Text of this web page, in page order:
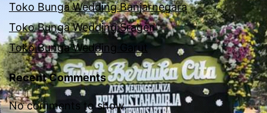
Toko Bunga Wedding Banjarnegara
Toko Bunga Wedding Sragen
Toko Bunga Wedding Garut
Recent Comments
No comments to show.